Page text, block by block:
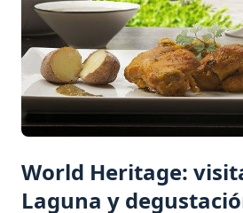
World Heritage:
Laguna y